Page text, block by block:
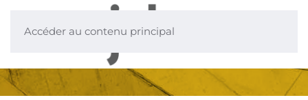
Accéder au contenu principal